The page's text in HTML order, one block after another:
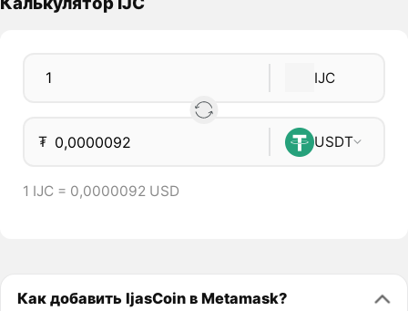
IJC
₮ USDT
1 IJC = 0,0000092 USD
Как добавить IjasCoin в Metamask?